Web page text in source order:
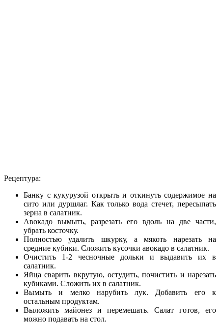
Рецептура:
Банку с кукурузой открыть и откинуть содержимое на
сито или дуршлаг. Как только вода стечет, пересыпать
зерна в салатник.
Авокадо вымыть, разрезать его вдоль на две части,
убрать косточку.
Полностью удалить шкурку, а мякоть нарезать на
средние кубики. Сложить кусочки авокадо в салатник.
Очистить 1-2 чесночные дольки и выдавить их в
салатник.
Яйца сварить вкрутую, остудить, почистить и нарезать
кубиками. Сложить их в салатник.
Вымыть и мелко нарубить лук. Добавить его к
остальным продуктам.
Выложить майонез и перемешать. Салат готов, его
можно подавать на стол.